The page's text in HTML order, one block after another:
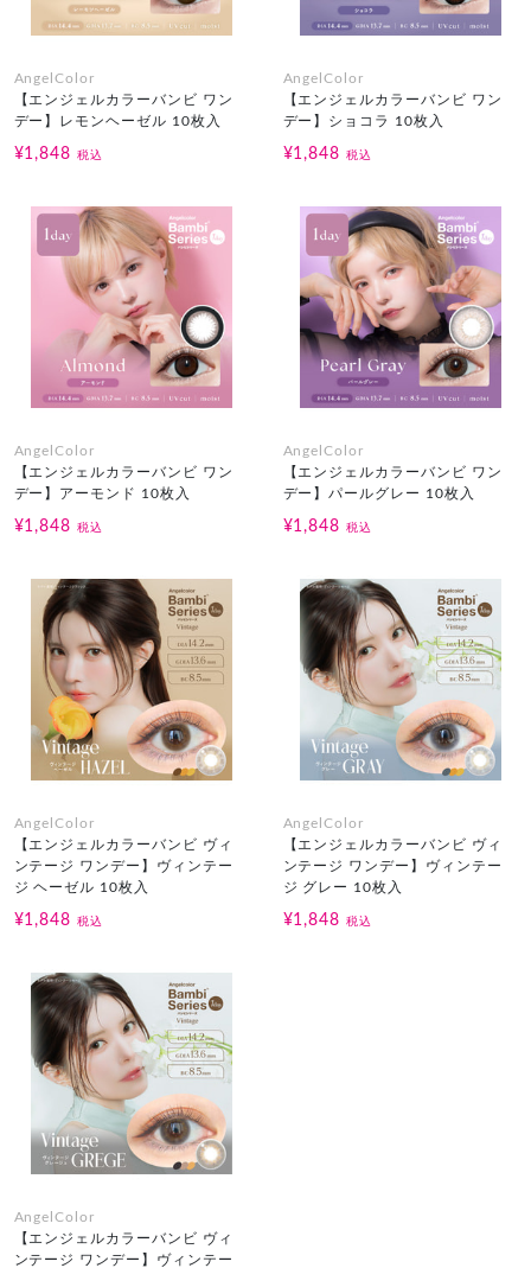
AngelColor
【エンジェルカラーバンビ ワン
デー】レモンヘーゼル 10枚入
¥1,848税込
AngelColor
【エンジェルカラーバンビ ワン
デー】ショコラ 10枚入
¥1,848税込
AngelColor
【エンジェルカラーバンビ ワン
デー】アーモンド 10枚入
¥1,848税込
AngelColor
【エンジェルカラーバンビ ワン
デー】パールグレー 10枚入
¥1,848税込
AngelColor
【エンジェルカラーバンビ ヴィ
ンテージ ワンデー】ヴィンテー
ジ ヘーゼル 10枚入
¥1,848税込
AngelColor
【エンジェルカラーバンビ ヴィ
ンテージ ワンデー】ヴィンテー
ジ グレー 10枚入
¥1,848税込
AngelColor
【エンジェルカラーバンビ ヴィ
ンテージ ワンデー】ヴィンテー